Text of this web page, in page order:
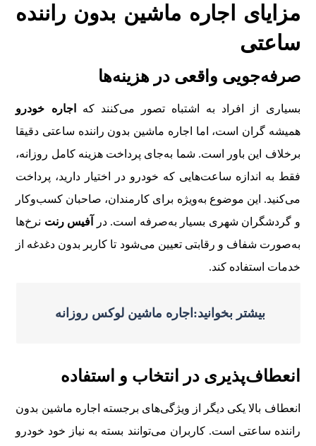
مزایای اجاره ماشین بدون راننده
ساعتی
صرفه‌جویی واقعی در هزینه‌ها
بسیاری از افراد به اشتباه تصور می‌کنند که
اجاره خودرو
همیشه گران است، اما اجاره ماشین بدون راننده ساعتی دقیقا
برخلاف این باور است. شما به‌جای پرداخت هزینه کامل روزانه،
فقط به اندازه ساعت‌هایی که خودرو در اختیار دارید، پرداخت
می‌کنید. این موضوع به‌ویژه برای کارمندان، صاحبان کسب‌وکار
و گردشگران شهری بسیار به‌صرفه است. در
آفیس رنت نرخ‌ها
به‌صورت شفاف و رقابتی تعیین می‌شود تا کاربر بدون دغدغه از
خدمات استفاده کند.
بیشتر بخوانید:اجاره ماشین لوکس روزانه
انعطاف‌پذیری در انتخاب و استفاده
انعطاف بالا یکی دیگر از ویژگی‌های برجسته اجاره ماشین بدون
راننده ساعتی است. کاربران می‌توانند بسته به نیاز خود خودرو